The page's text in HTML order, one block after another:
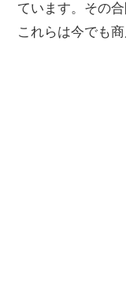
ています。その
これらは今でも